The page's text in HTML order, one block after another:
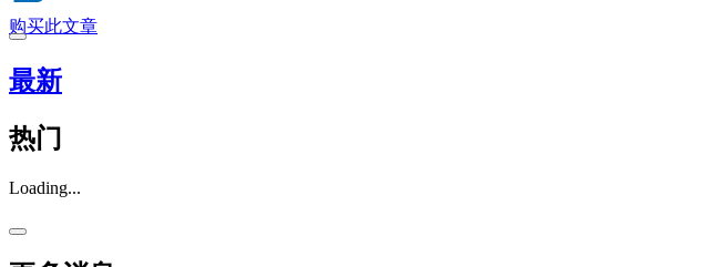
购买此文章
最新
热门
Loading...